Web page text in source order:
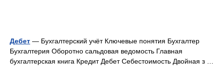
Дебет — Бухгалтерский учёт Ключевые понятия Бухгалтер
Бухгалтерия Оборотно сальдовая ведомость Главная
бухгалтерская книга Кредит Дебет Себестоимость Двойная з …